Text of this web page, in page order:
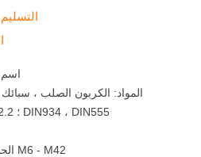
المواد: الكربون الصلب ،
القياسية: ASME / ANSI B18.2.2 ؛ DIN934 ، DIN555
الحجم المتري : 1/4 "" - 1-1 / 2 "؛ M6 - M42